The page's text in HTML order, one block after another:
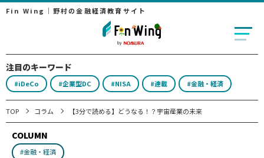
Fin Wing｜野村の金融経済教育サイト
注目のキーワード
#iDeCo #企業型DC #NISA #連載 #金融・経済
TOP コラム 【3分で読める】どうなる！？宇宙産業の未来
COLUMN
#金融・経済